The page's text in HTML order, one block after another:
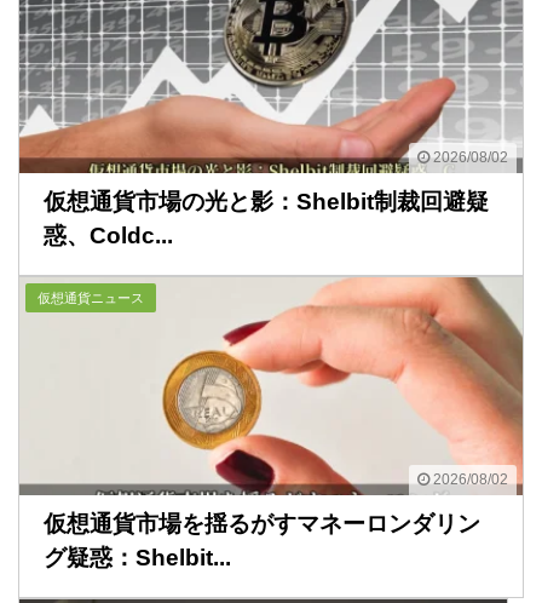
2026/08/02
仮想通貨市場の光と影：Shelbit制裁回避疑
惑、Coldc...
2026/08/02
仮想通貨ニュース
仮想通貨市場を揺るがすマネーロンダリン
グ疑惑：Shelbit...